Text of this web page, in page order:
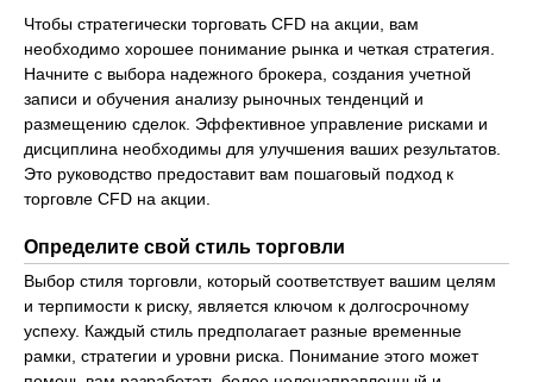
Чтобы стратегически торговать CFD на акции, вам
необходимо хорошее понимание рынка и четкая стратегия.
Начните с выбора надежного брокера, создания учетной
записи и обучения анализу рыночных тенденций и
размещению сделок. Эффективное управление рисками и
дисциплина необходимы для улучшения ваших результатов.
Это руководство предоставит вам пошаговый подход к
торговле CFD на акции.
Определите свой стиль торговли
Выбор стиля торговли, который соответствует вашим целям
и терпимости к риску, является ключом к долгосрочному
успеху. Каждый стиль предполагает разные временные
рамки, стратегии и уровни риска. Понимание этого может